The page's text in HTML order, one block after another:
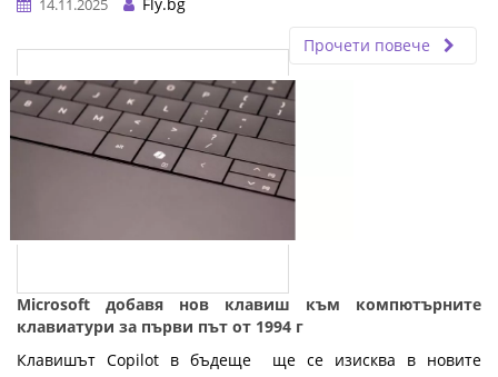
14.11.2025
Прочети повече
Microsoft добавя нов клавиш към компютърните
клавиатури за първи път от 1994 г
Клавишът Copilot в бъдеще ще се изисква в новите